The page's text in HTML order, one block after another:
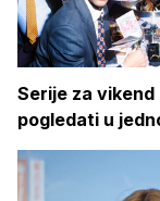
Serije za
pogledati u